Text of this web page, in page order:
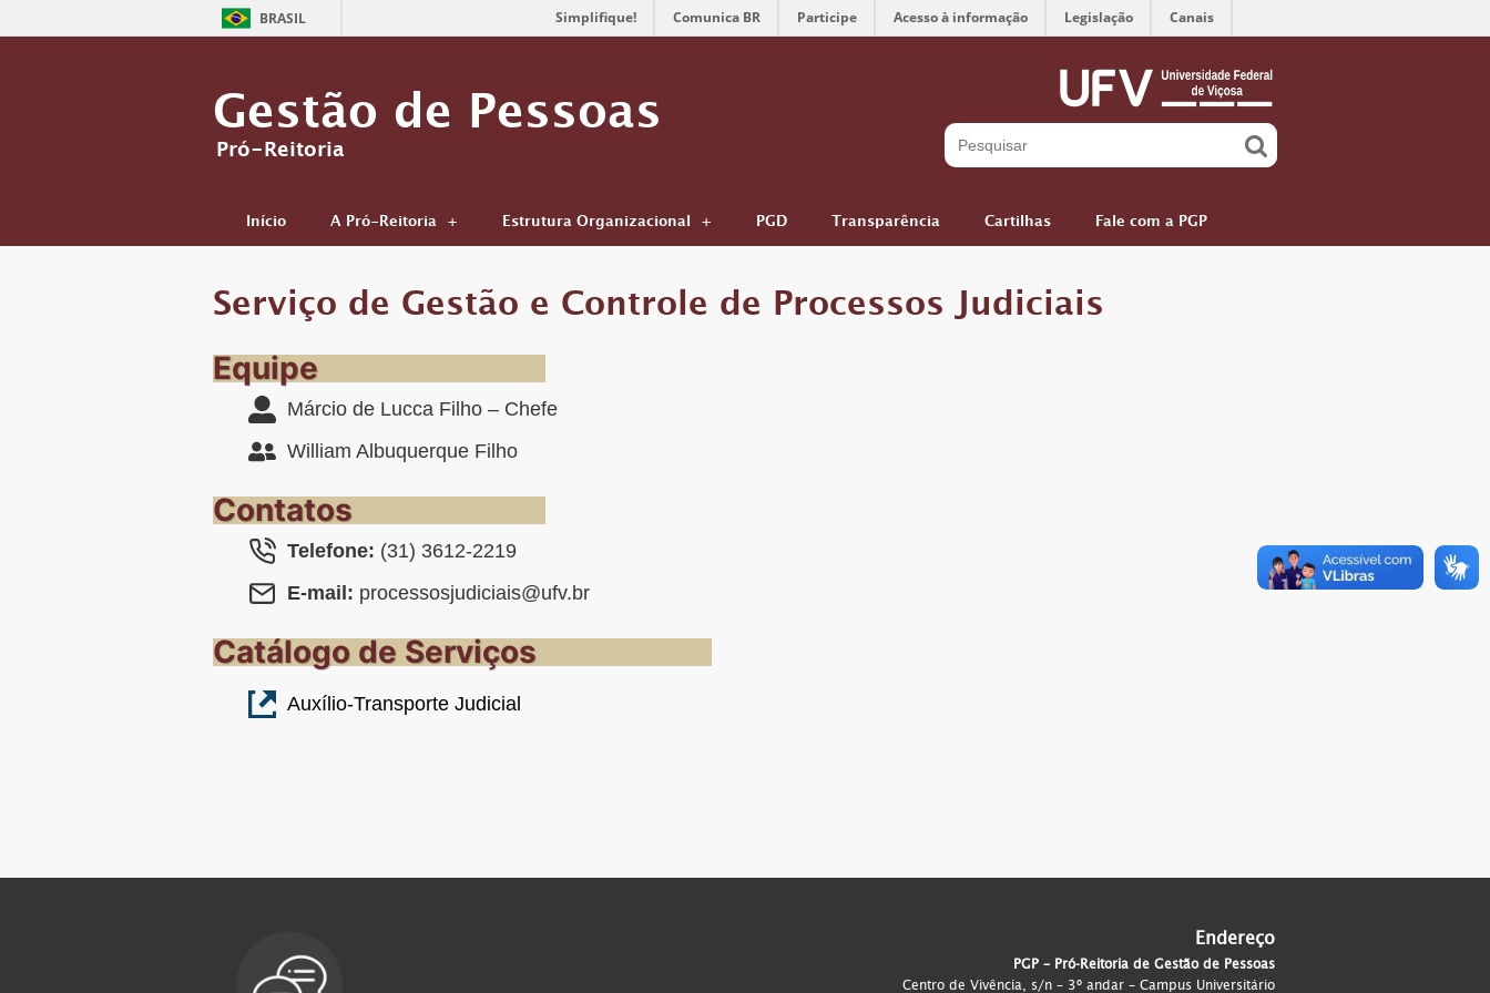
BRASIL Simplifique! Comunica BR Participe Acesso à informação Legislação Canais
Gestão de Pessoas
Pró-Reitoria
Início A Pró-Reitoria Estrutura Organizacional PGD Transparência Cartilhas Fale com a PGP
Serviço de Gestão e Controle de Processos Judiciais
Equipe
Márcio de Lucca Filho – Chefe
William Albuquerque Filho
Contatos
Telefone: (31) 3612-2219
E-mail: processosjudiciais@ufv.br
Catálogo de Serviços
Auxílio-Transporte Judicial
Endereço
PGP – Pró-Reitoria de Gestão de Pessoas
Centro de Vivência, s/n – 3º andar – Campus Universitário